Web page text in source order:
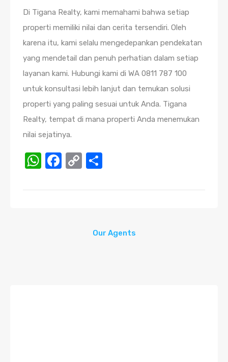
Di Tigana Realty, kami memahami bahwa setiap
properti memiliki nilai dan cerita tersendiri. Oleh
karena itu, kami selalu mengedepankan pendekatan
yang mendetail dan penuh perhatian dalam setiap
layanan kami. Hubungi kami di WA 0811 787 100
untuk konsultasi lebih lanjut dan temukan solusi
properti yang paling sesuai untuk Anda. Tigana
Realty, tempat di mana properti Anda menemukan
nilai sejatinya.
WhatsApp
Facebook
Copy
Our Agents